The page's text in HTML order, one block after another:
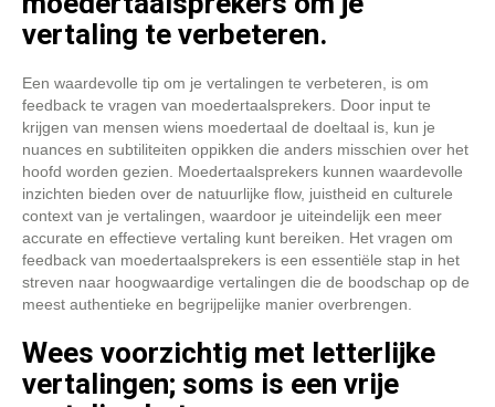
vertaling te verbeteren.
Een waardevolle tip om je vertalingen te verbeteren, is om
feedback te vragen van moedertaalsprekers. Door input te
krijgen van mensen wiens moedertaal de doeltaal is, kun je
nuances en subtiliteiten oppikken die anders misschien over het
hoofd worden gezien. Moedertaalsprekers kunnen waardevolle
inzichten bieden over de natuurlijke flow, juistheid en culturele
context van je vertalingen, waardoor je uiteindelijk een meer
accurate en effectieve vertaling kunt bereiken. Het vragen om
feedback van moedertaalsprekers is een essentiële stap in het
streven naar hoogwaardige vertalingen die de boodschap op de
meest authentieke en begrijpelijke manier overbrengen.
Wees voorzichtig met letterlijke
vertalingen; soms is een vrije